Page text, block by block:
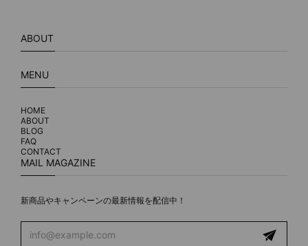
ABOUT
MENU
HOME
ABOUT
BLOG
FAQ
CONTACT
MAIL MAGAZINE
新商品やキャンペーンの最新情報を配信中！